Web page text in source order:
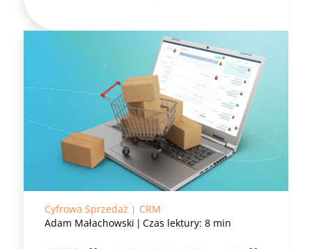
Cyfrowa Sprzedaż
CRM
Adam Małachowski
Czas lektury: 8 min